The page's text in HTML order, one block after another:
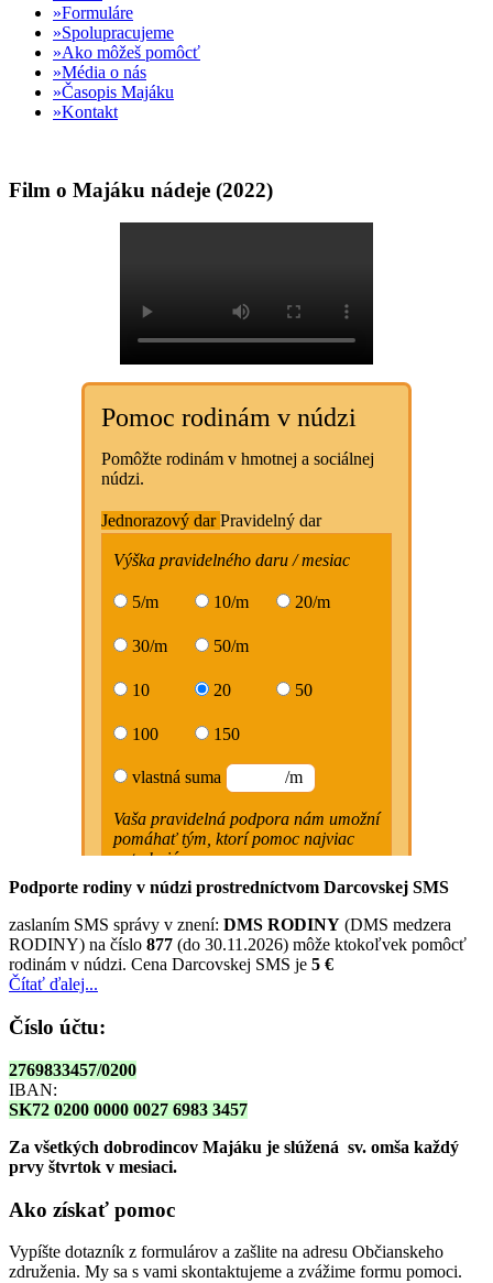
Formuláre
Spolupracujeme
Ako môžeš pomôcť
Média o nás
Časopis Majáku
Kontakt
Film o Majáku nádeje (2022)
Podporte rodiny v núdzi prostredníctvom Darcovskej SMS
zaslaním SMS správy v znení: DMS RODINY (DMS medzera
RODINY) na číslo 877 (do 30.11.2026) môže ktokoľvek pomôcť
rodinám v núdzi. Cena Darcovskej SMS je 5 €
Čítať ďalej...
Číslo účtu:
2769833457/0200
IBAN:
SK72 0200 0000 0027 6983 3457
Za všetkých dobrodincov Majáku je slúžená sv. omša každý
prvy štvrtok v mesiaci.
Ako získať pomoc
Vypíšte dotazník z formulárov a zašlite na adresu Občianskeho
združenia. My sa s vami skontaktujeme a zvážime formu pomoci.